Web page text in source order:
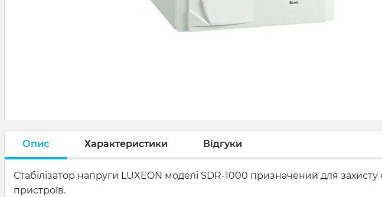
Опис Характеристики Відгуки
Стабілізатор напруги LUXEON моделі SDR-1000 призначений для
пристроїв.